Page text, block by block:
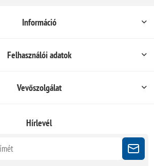
Információ
Felhasználói adatok
Vevőszolgálat
Hírlevél